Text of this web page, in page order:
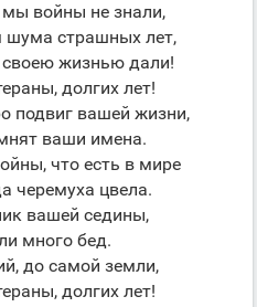
войны не знали,
страшных лет,
жизнью дали!
долгих лет!
подвиг вашей жизни,
ваши имена.
что есть в мире
черемуха цвела.
вашей седины,
много бед.
до самой земли,
долгих лет!